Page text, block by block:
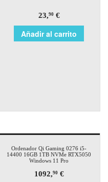
23,90€
Añadir al carrito
Ordenador Qi Gaming 0276 i5-
14400 16GB 1TB NVMe RTX5050
Windows 11 Pro
1092,90€